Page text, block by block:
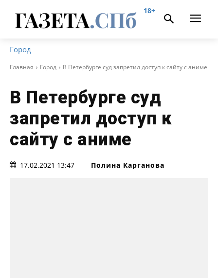
18+
Город
Главная Город В Петербурге суд запретил доступ к сайту с аниме
В Петербурге суд
запретил доступ к
сайту с аниме
17.02.2021 13:47 Полина Карганова